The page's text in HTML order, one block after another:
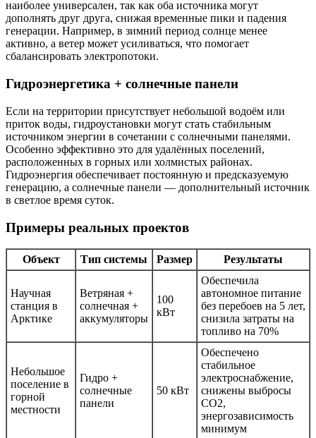
наиболее универсален, так как оба источника могут
дополнять друг друга, снижая временные пики и падения
генерации. Например, в зимний период солнце менее
активно, а ветер может усиливаться, что помогает
сбалансировать электропотоки.
Гидроэнергетика + солнечные панели
Если на территории присутствует небольшой водоём или
приток воды, гидроустановки могут стать стабильным
источником энергии в сочетании с солнечными панелями.
Особенно эффективно это для удалённых поселений,
расположенных в горных или холмистых районах.
Гидроэнергия обеспечивает постоянную и предсказуемую
генерацию, а солнечные панели — дополнительный источник
в светлое время суток.
Примеры реальных проектов
Объект Тип системы Размер Результаты
Научная
станция в
Арктике
Ветряная +
солнечная +
аккумуляторы
100
кВт
Обеспечила
автономное питание
без перебоев на 5 лет,
снизила затраты на
топливо на 70%
Небольшое
поселение в
горной
местности
Гидро +
солнечные
панели
50 кВт
Обеспечено
стабильное
электроснабжение,
снижены выбросы
CO2,
энергозависимость
минимум